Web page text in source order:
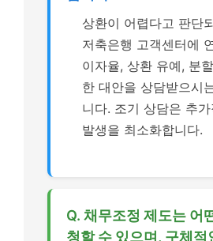
상환이 어렵다고 판단
저축은행 고객센터에
이자율, 상환 유예, 분
한 대안을 상담받으시
니다. 조기 상담은 추
발생을 최소화합니다.
Q. 채무조정 제도는 어
청할 수 있으며, 구체적